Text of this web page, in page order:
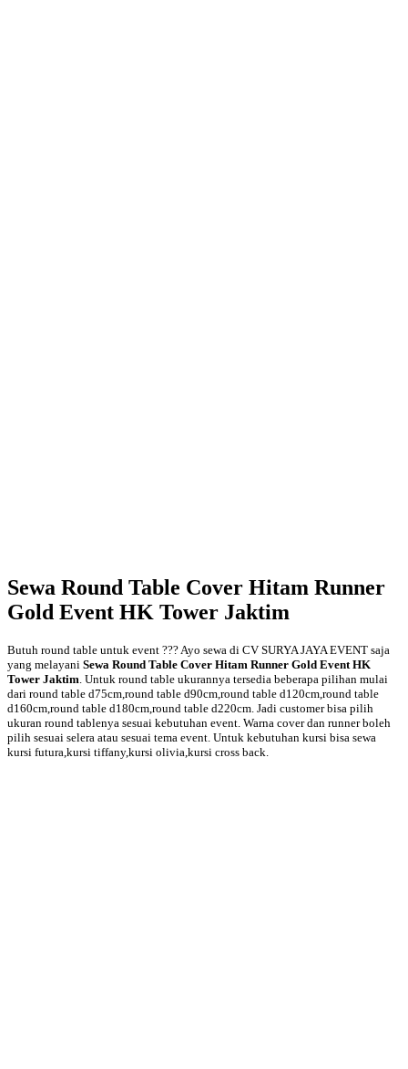
Sewa Round Table Cover Hitam Runner
Gold Event HK Tower Jaktim
Butuh round table untuk event ??? Ayo sewa di CV SURYA JAYA EVENT saja
yang melayani Sewa Round Table Cover Hitam Runner Gold Event HK
Tower Jaktim . Untuk round table ukurannya tersedia beberapa pilihan mulai
dari round table d75cm,round table d90cm,round table d120cm,round table
d160cm,round table d180cm,round table d220cm. Jadi customer bisa pilih
ukuran round tablenya sesuai kebutuhan event. Warna cover dan runner boleh
pilih sesuai selera atau sesuai tema event. Untuk kebutuhan kursi bisa sewa
kursi futura,kursi tiffany,kursi olivia,kursi cross back.